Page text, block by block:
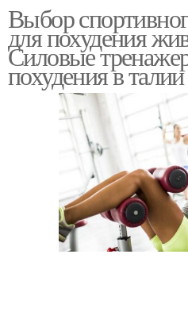
Тренажер для сжигания
Тренажер для живота
Выбор
для похудения
Силовые
похудения в талии